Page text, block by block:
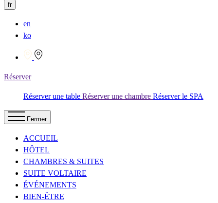
fr
en
ko
Réserver
Réserver une table Réserver une chambre Réserver le SPA
Fermer
ACCUEIL
HÔTEL
CHAMBRES & SUITES
SUITE VOLTAIRE
ÉVÉNEMENTS
BIEN-ÊTRE